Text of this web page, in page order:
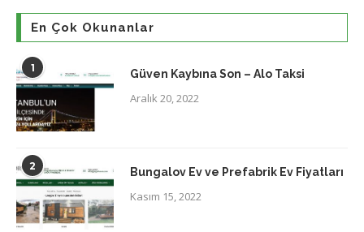
En Çok Okunanlar
1 Güven Kaybına Son – Alo Taksi
Aralık 20, 2022
2 Bungalov Ev ve Prefabrik Ev Fiyatları
Kasım 15, 2022